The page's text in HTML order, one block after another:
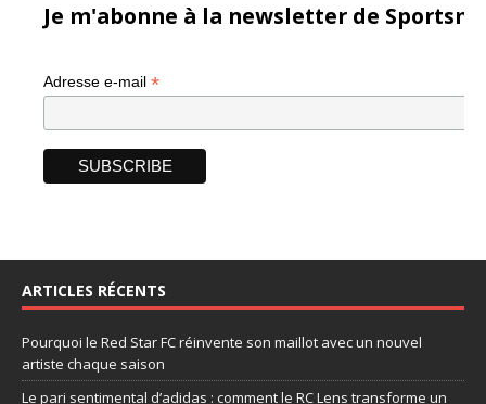
Je m'abonne à la newsletter de
Adresse e-mail *
ARTICLES RÉCENTS
Pourquoi le Red Star FC réinvente son maillot avec un nouvel
artiste chaque saison
Le pari sentimental d’adidas : comment le RC Lens transforme un